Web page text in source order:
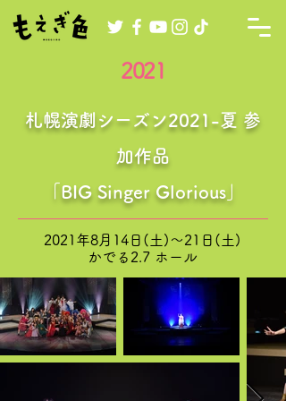
2021
札幌演劇シーズン2021-夏 参
加作品
「BIG Singer Glorious」
2021年8月14日(土)～21日(土)
​かでる2.7 ホール